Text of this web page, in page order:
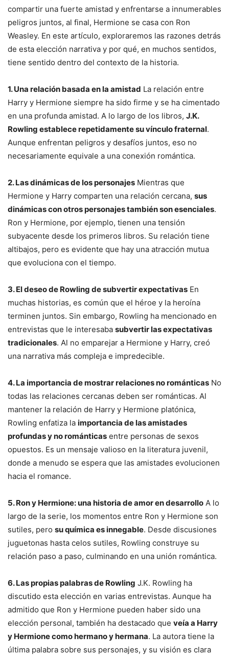
compartir una fuerte amistad y enfrentarse a innumerables
peligros juntos, al final, Hermione se casa con Ron
Weasley. En este artículo, exploraremos las razones detrás
de esta elección narrativa y por qué, en muchos sentidos,
tiene sentido dentro del contexto de la historia.
1. Una relación basada en la amistad La relación entre
Harry y Hermione siempre ha sido firme y se ha cimentado
en una profunda amistad. A lo largo de los libros, J.K.
Rowling establece repetidamente su vínculo fraternal.
Aunque enfrentan peligros y desafíos juntos, eso no
necesariamente equivale a una conexión romántica.
2. Las dinámicas de los personajes Mientras que
Hermione y Harry comparten una relación cercana, sus
dinámicas con otros personajes también son esenciales.
Ron y Hermione, por ejemplo, tienen una tensión
subyacente desde los primeros libros. Su relación tiene
altibajos, pero es evidente que hay una atracción mutua
que evoluciona con el tiempo.
3. El deseo de Rowling de subvertir expectativas En
muchas historias, es común que el héroe y la heroína
terminen juntos. Sin embargo, Rowling ha mencionado en
entrevistas que le interesaba subvertir las expectativas
tradicionales. Al no emparejar a Hermione y Harry, creó
una narrativa más compleja e impredecible.
4. La importancia de mostrar relaciones no románticas No
todas las relaciones cercanas deben ser románticas. Al
mantener la relación de Harry y Hermione platónica,
Rowling enfatiza la importancia de las amistades
profundas y no románticas entre personas de sexos
opuestos. Es un mensaje valioso en la literatura juvenil,
donde a menudo se espera que las amistades evolucionen
hacia el romance.
5. Ron y Hermione: una historia de amor en desarrollo A lo
largo de la serie, los momentos entre Ron y Hermione son
sutiles, pero su química es innegable. Desde discusiones
juguetonas hasta celos sutiles, Rowling construye su
relación paso a paso, culminando en una unión romántica.
6. Las propias palabras de Rowling J.K. Rowling ha
discutido esta elección en varias entrevistas. Aunque ha
admitido que Ron y Hermione pueden haber sido una
elección personal, también ha destacado que veía a Harry
y Hermione como hermano y hermana. La autora tiene la
última palabra sobre sus personajes, y su visión es clara